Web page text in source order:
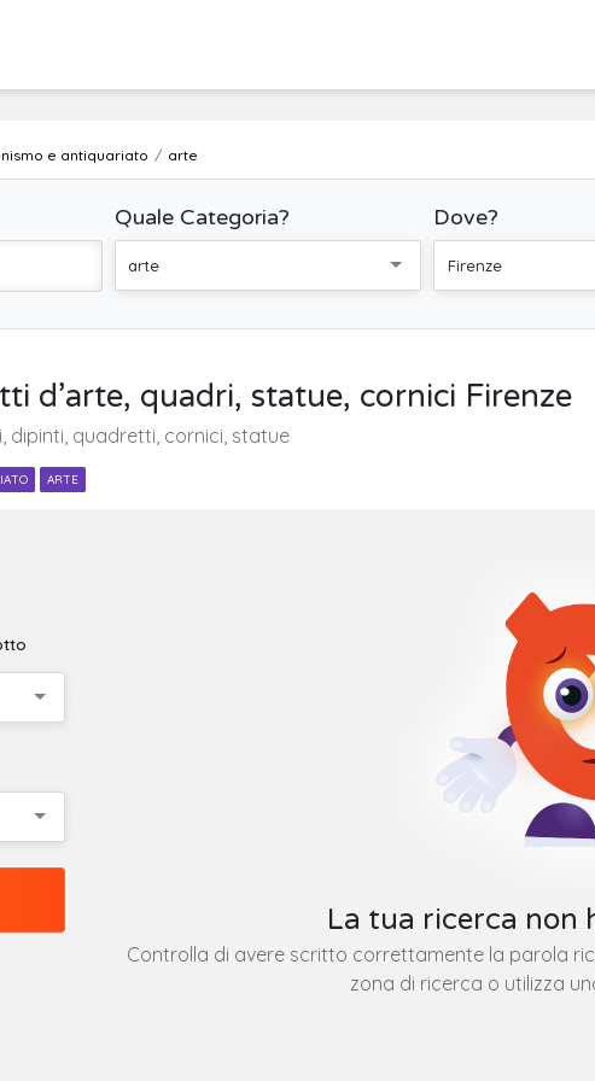
e antiquariato arte
Quale Categoria?
arte
Dove?
Firenze
d’arte, quadri, statue, cornici Firenze
dipinti, quadretti, cornici, statue
ARTE
La tua ricerca
Controlla di avere scritto correttamente la parola
zona di ricerca o utilizza